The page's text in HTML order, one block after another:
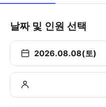
날짜 및 인원 선택
2026.08.08(토)